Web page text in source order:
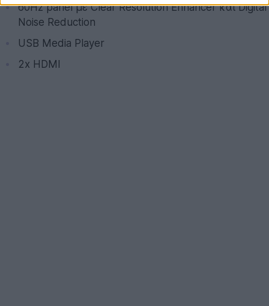
60Hz panel με Clear Resolution Enhancer και Digital
Noise Reduction
USB Media Player
2x HDMI